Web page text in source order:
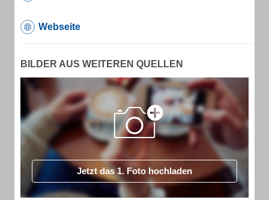
Webseite
BILDER AUS WEITEREN QUELLEN
Jetzt das 1. Foto hochladen